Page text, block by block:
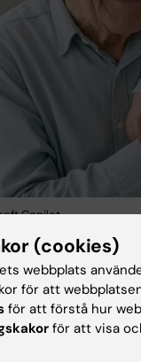
Copilot.
integrerar
på människor för
och
över
för att förstå
(cookies)
webbplats
för att
för att förstå hur
för att visa